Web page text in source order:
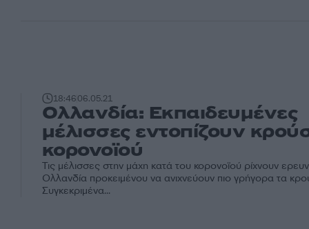
18:4606.05.21
Ολλανδία: Εκπαιδευμένες
μέλισσες εντοπίζουν
κορονοϊού
Τις μέλισσες στην μάχη κατά του κορονοϊού ρίχνουν
Ολλανδία προκειμένου να ανιχνεύουν πιο γρήγορα τα
Συγκεκριμένα...